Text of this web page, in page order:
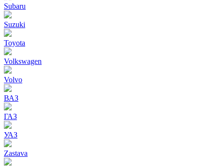
Subaru
Suzuki
Toyota
Volkswagen
Volvo
ВАЗ
ГАЗ
УАЗ
Zastava